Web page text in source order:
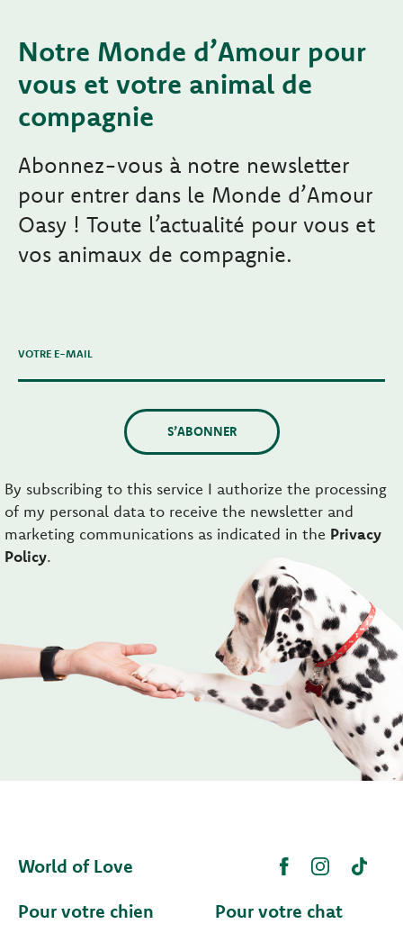
Notre Monde d’Amour pour
vous et votre animal de
compagnie
Abonnez-vous à notre newsletter
pour entrer dans le Monde d’Amour
Oasy ! Toute l’actualité pour vous et
vos animaux de compagnie.
VOTRE E-MAIL
S’ABONNER
By subscribing to this service I authorize the processing
of my personal data to receive the newsletter and
marketing communications as indicated in the Privacy
Policy.
World of Love
Pour votre chien
Pour votre chat